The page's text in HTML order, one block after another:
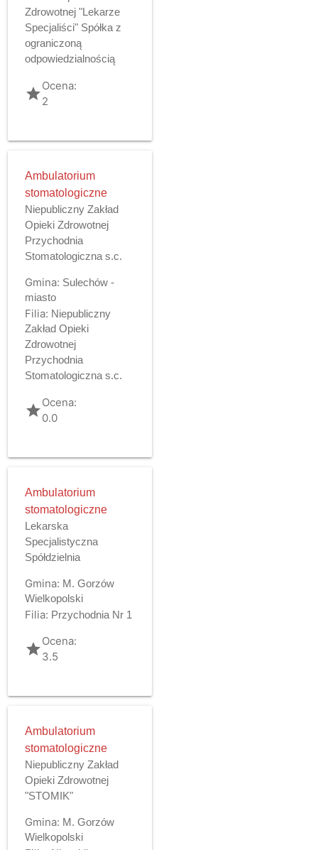
Zdrowotnej "Lekarze
Specjaliści" Spółka z
ograniczoną
odpowiedzialnością
gradeOcena:
2
Ambulatorium
stomatologiczne
Niepubliczny Zakład
Opieki Zdrowotnej
Przychodnia
Stomatologiczna s.c.
Gmina: Sulechów -
miasto
Filia: Niepubliczny
Zakład Opieki
Zdrowotnej
Przychodnia
Stomatologiczna s.c.
gradeOcena:
0.0
Ambulatorium
stomatologiczne
Lekarska
Specjalistyczna
Spółdzielnia
Gmina: M. Gorzów
Wielkopolski
Filia: Przychodnia Nr 1
gradeOcena:
3.5
Ambulatorium
stomatologiczne
Niepubliczny Zakład
Opieki Zdrowotnej
"STOMIK"
Gmina: M. Gorzów
Wielkopolski